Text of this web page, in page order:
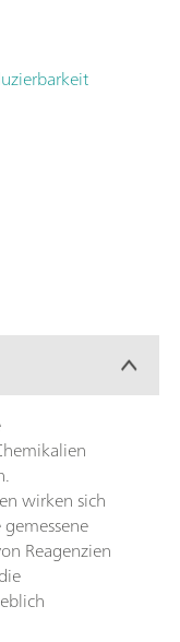
wirken sich
Reagenzien